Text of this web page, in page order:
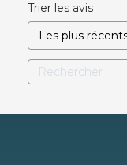
Trier les avis